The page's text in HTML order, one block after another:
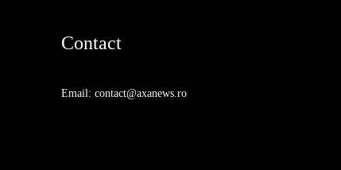
Contact
Email: contact@axanews.ro